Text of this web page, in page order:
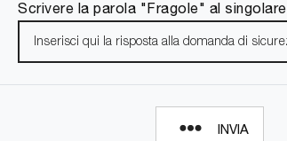
Scrivere la parola "Fragole" al singolare
INVIA